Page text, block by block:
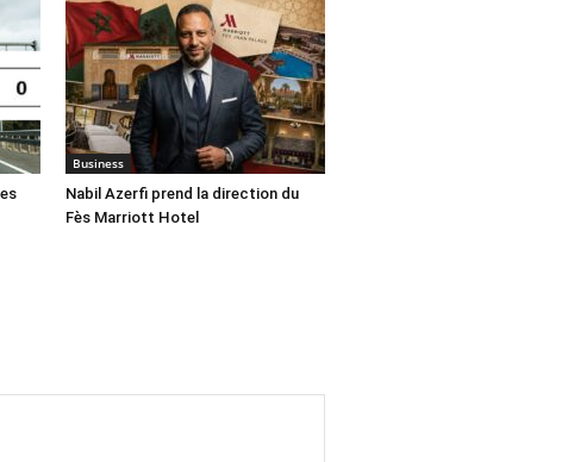
Business
Nabil Azerfi prend la direction du
Fès Marriott Hotel